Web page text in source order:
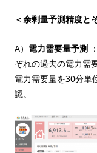
＜余剰量予測精度と
A） 電力需要量予測
ぞれの過去の電力需
電力需要量を30分単
認。